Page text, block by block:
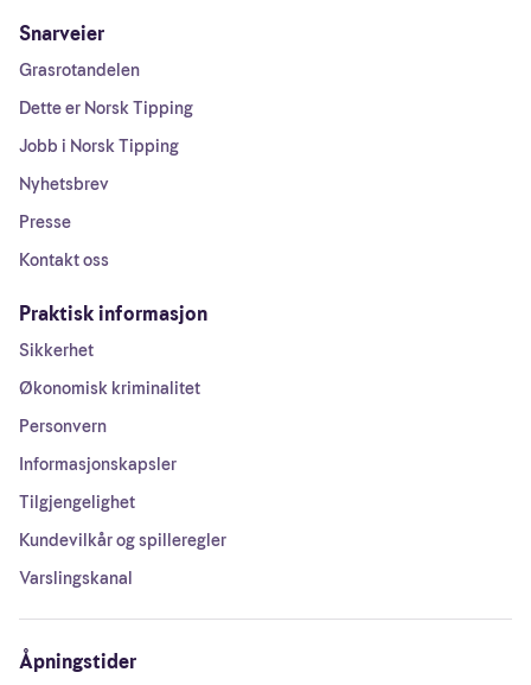
Snarveier
Grasrotandelen
Dette er Norsk Tipping
Jobb i Norsk Tipping
Nyhetsbrev
Presse
Kontakt oss
Praktisk informasjon
Sikkerhet
Økonomisk kriminalitet
Personvern
Informasjonskapsler
Tilgjengelighet
Kundevilkår og spilleregler
Varslingskanal
Åpningstider